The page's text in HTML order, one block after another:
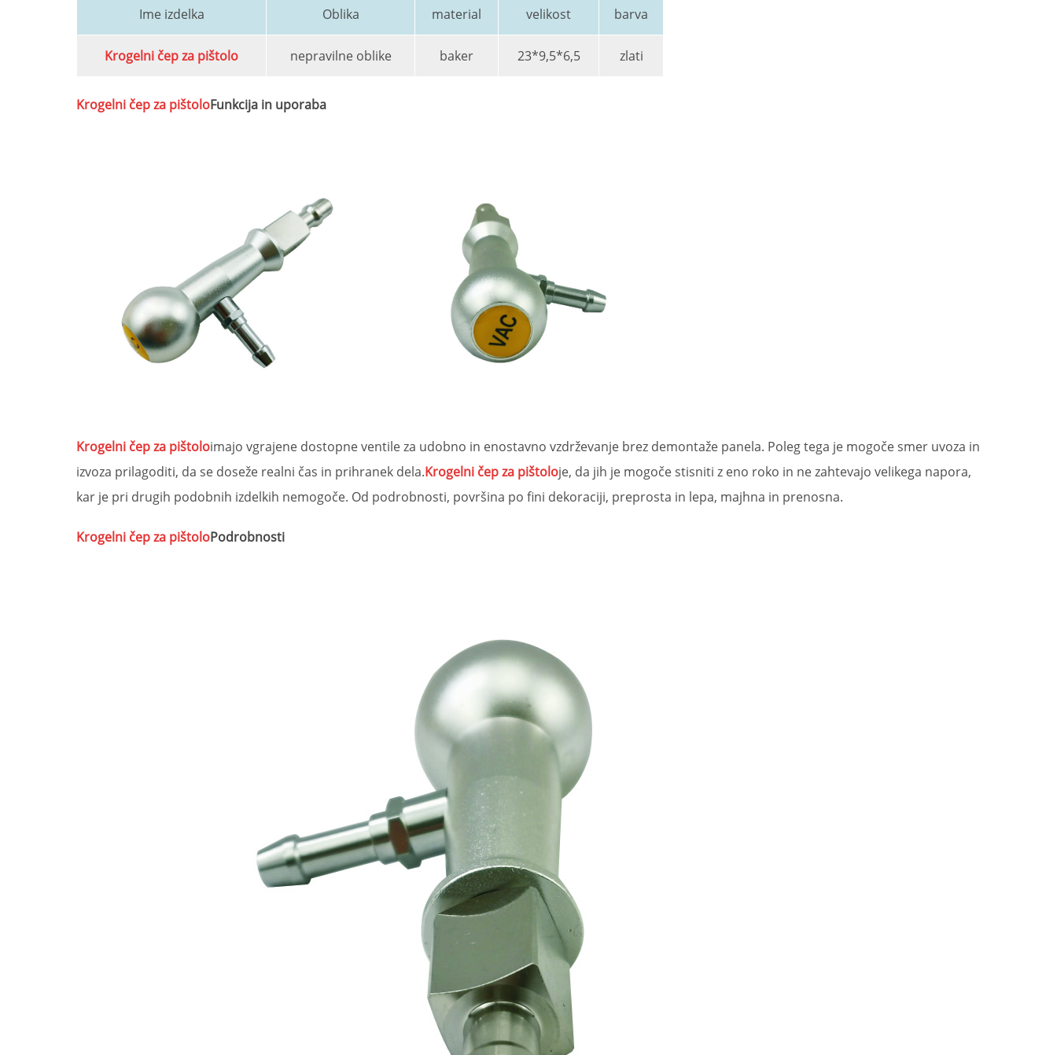
močno in stabilno strukturo in odlično kakovostjo, lahko pa jih tudi prilagodimo glede na individualne potrebe strank.
specializirani za dizajn, odlični v izdelavi in ​​popolni v funkciji. Lahko se ujemajo in izmenjujejo z originalnimi ter realizirajo nadgradnjo in nadgradnjo novih
Krogelni čep za pištoloParameter
Ime izdelka material velikost
Krogelni čep za pištoloFunkcija in uporaba
imajo vgrajene dostopne ventile za udobno in enostavno vzdrževanje brez demontaže panela. Poleg tega je mogoče smer uvoza in
izvoza prilagoditi, da se doseže realni čas in prihranek dela.Krogelni čep za pištolo
je, da jih je mogoče stisniti z eno roko in ne zahtevajo velikega napora,
kar je pri drugih podobnih izdelkih nemogoče. Od podrobnosti, površina po fini dekoraciji, preprosta in lepa, majhna in prenosna.
Podrobnosti